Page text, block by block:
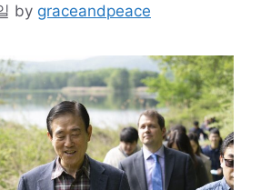
by graceandpeace